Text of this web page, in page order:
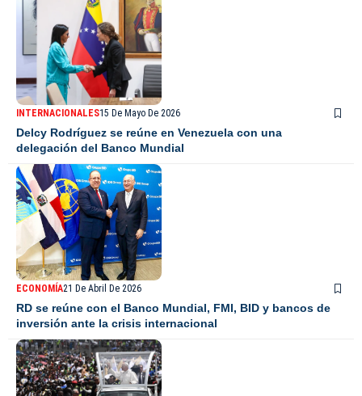
INTERNACIONALES15 De Mayo De 2026
Delcy Rodríguez se reúne en Venezuela con una
delegación del Banco Mundial
ECONOMÍA21 De Abril De 2026
RD se reúne con el Banco Mundial, FMI, BID y bancos de
inversión ante la crisis internacional